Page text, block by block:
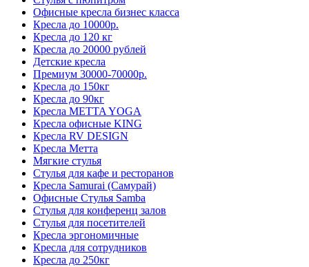
Офисные кресла бизнес класса
Кресла до 10000р.
Кресла до 120 кг
Кресла до 20000 рублей
Детские кресла
Премиум 30000-70000р.
Кресла до 150кг
Кресла до 90кг
Кресла METTA YOGA
Кресла офисные KING
Кресла RV DESIGN
Кресла Метта
Мягкие стулья
Стулья для кафе и ресторанов
Кресла Samurai (Самурай)
Офисные Стулья Samba
Стулья для конференц залов
Стулья для посетителей
Кресла эргономичные
Кресла для сотрудников
Кресла до 250кг